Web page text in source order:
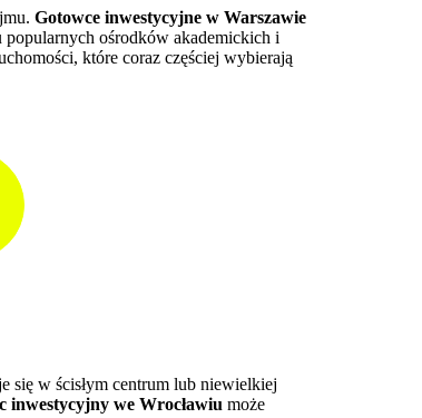
Gotowce inwestycyjne w Warszawie
ośrodków akademickich i
które coraz częściej wybierają
się w ścisłym centrum lub niewielkiej
inwestycyjny we Wrocławiumoże